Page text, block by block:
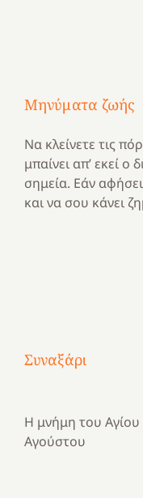
Μηνύματα ζωής
Να κλείνετε τις
μπαίνει απ’ εκεί ο
σημεία. Εάν
και να σου κάνει
Συναξάρι
Η μνήμη του Αγίου
Αγούστου
Μια
ένα
καλοκαίρι
και
Νοσοκομείο
“Ερυθρός
το
Ελληνικό